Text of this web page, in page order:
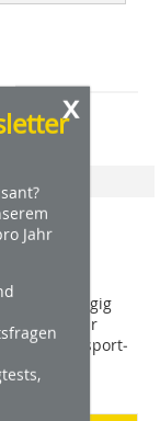
x
Jahr
auf
vorrangig
zur
den Transport­
mit